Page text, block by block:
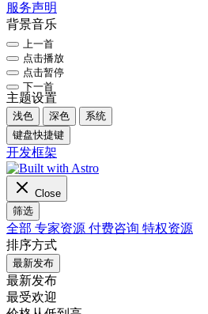
服务声明
背景音乐
上一首
点击播放
点击暂停
下一首
主题设置
浅色 深色
系统
键盘快捷键
开发框架
Close
筛选
全部 专家资源 付费咨询 特权资源
排序方式
最新发布
最新发布
最受欢迎